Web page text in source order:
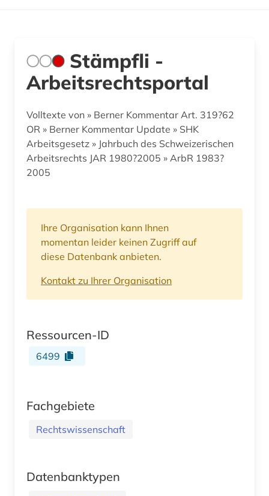
Stämpfli -
Arbeitsrechtsportal
Volltexte von » Berner Kommentar Art. 319?62
OR » Berner Kommentar Update » SHK
Arbeitsgesetz » Jahrbuch des Schweizerischen
Arbeitsrechts JAR 1980?2005 » ArbR 1983?
2005
Ihre Organisation kann Ihnen
momentan leider keinen Zugriff auf
diese Datenbank anbieten.
Kontakt zu Ihrer Organisation
Ressourcen-ID
6499
Fachgebiete
Rechtswissenschaft
Datenbanktypen